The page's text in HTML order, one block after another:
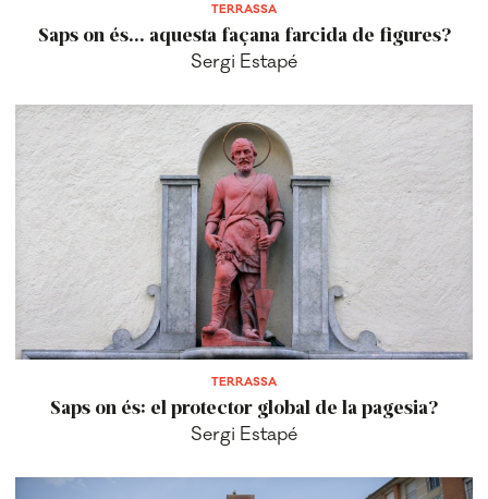
TERRASSA
Saps on és... aquesta façana farcida de figures?
Sergi Estapé
TERRASSA
Saps on és: el protector global de la pagesia?
Sergi Estapé